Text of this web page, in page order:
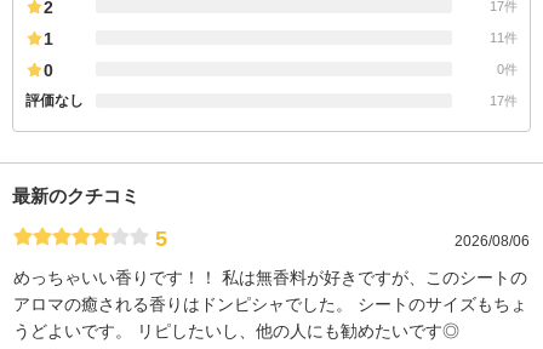
2 17件
1 11件
0 0件
評価なし 17件
最新のクチコミ
5 2026/08/06
めっちゃいい香りです！！ 私は無香料が好きですが、このシートの
アロマの癒される香りはドンピシャでした。 シートのサイズもちょ
うどよいです。 リピしたいし、他の人にも勧めたいです◎